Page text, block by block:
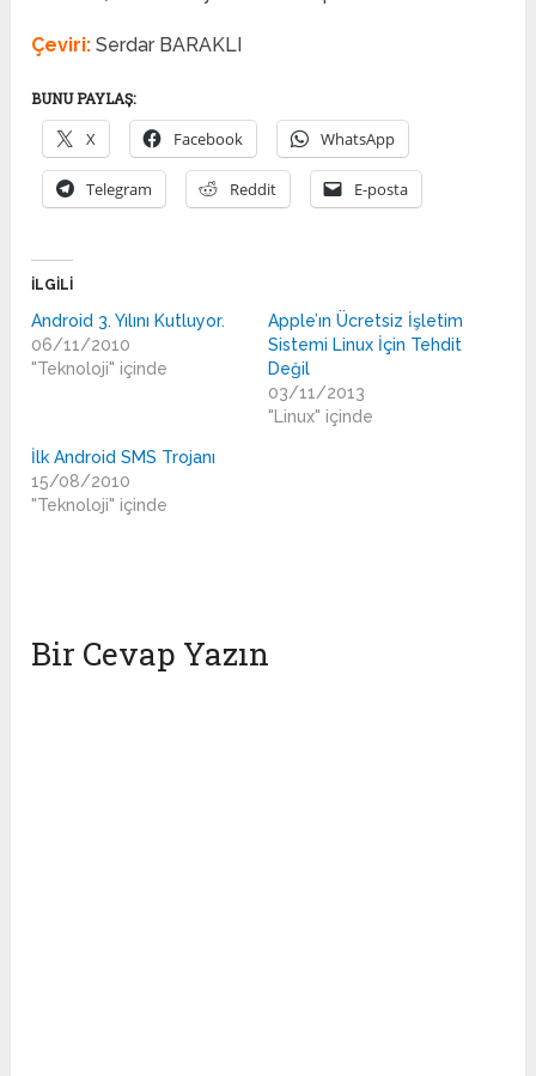
Çeviri: Serdar BARAKLI
BUNU PAYLAŞ:
X Facebook WhatsApp
Telegram Reddit E-posta
İLGILI
Android 3. Yılını Kutluyor.
06/11/2010
"Teknoloji" içinde
Apple’ın Ücretsiz İşletim
Sistemi Linux İçin Tehdit
Değil
03/11/2013
"Linux" içinde
İlk Android SMS Trojanı
15/08/2010
"Teknoloji" içinde
Bir Cevap Yazın